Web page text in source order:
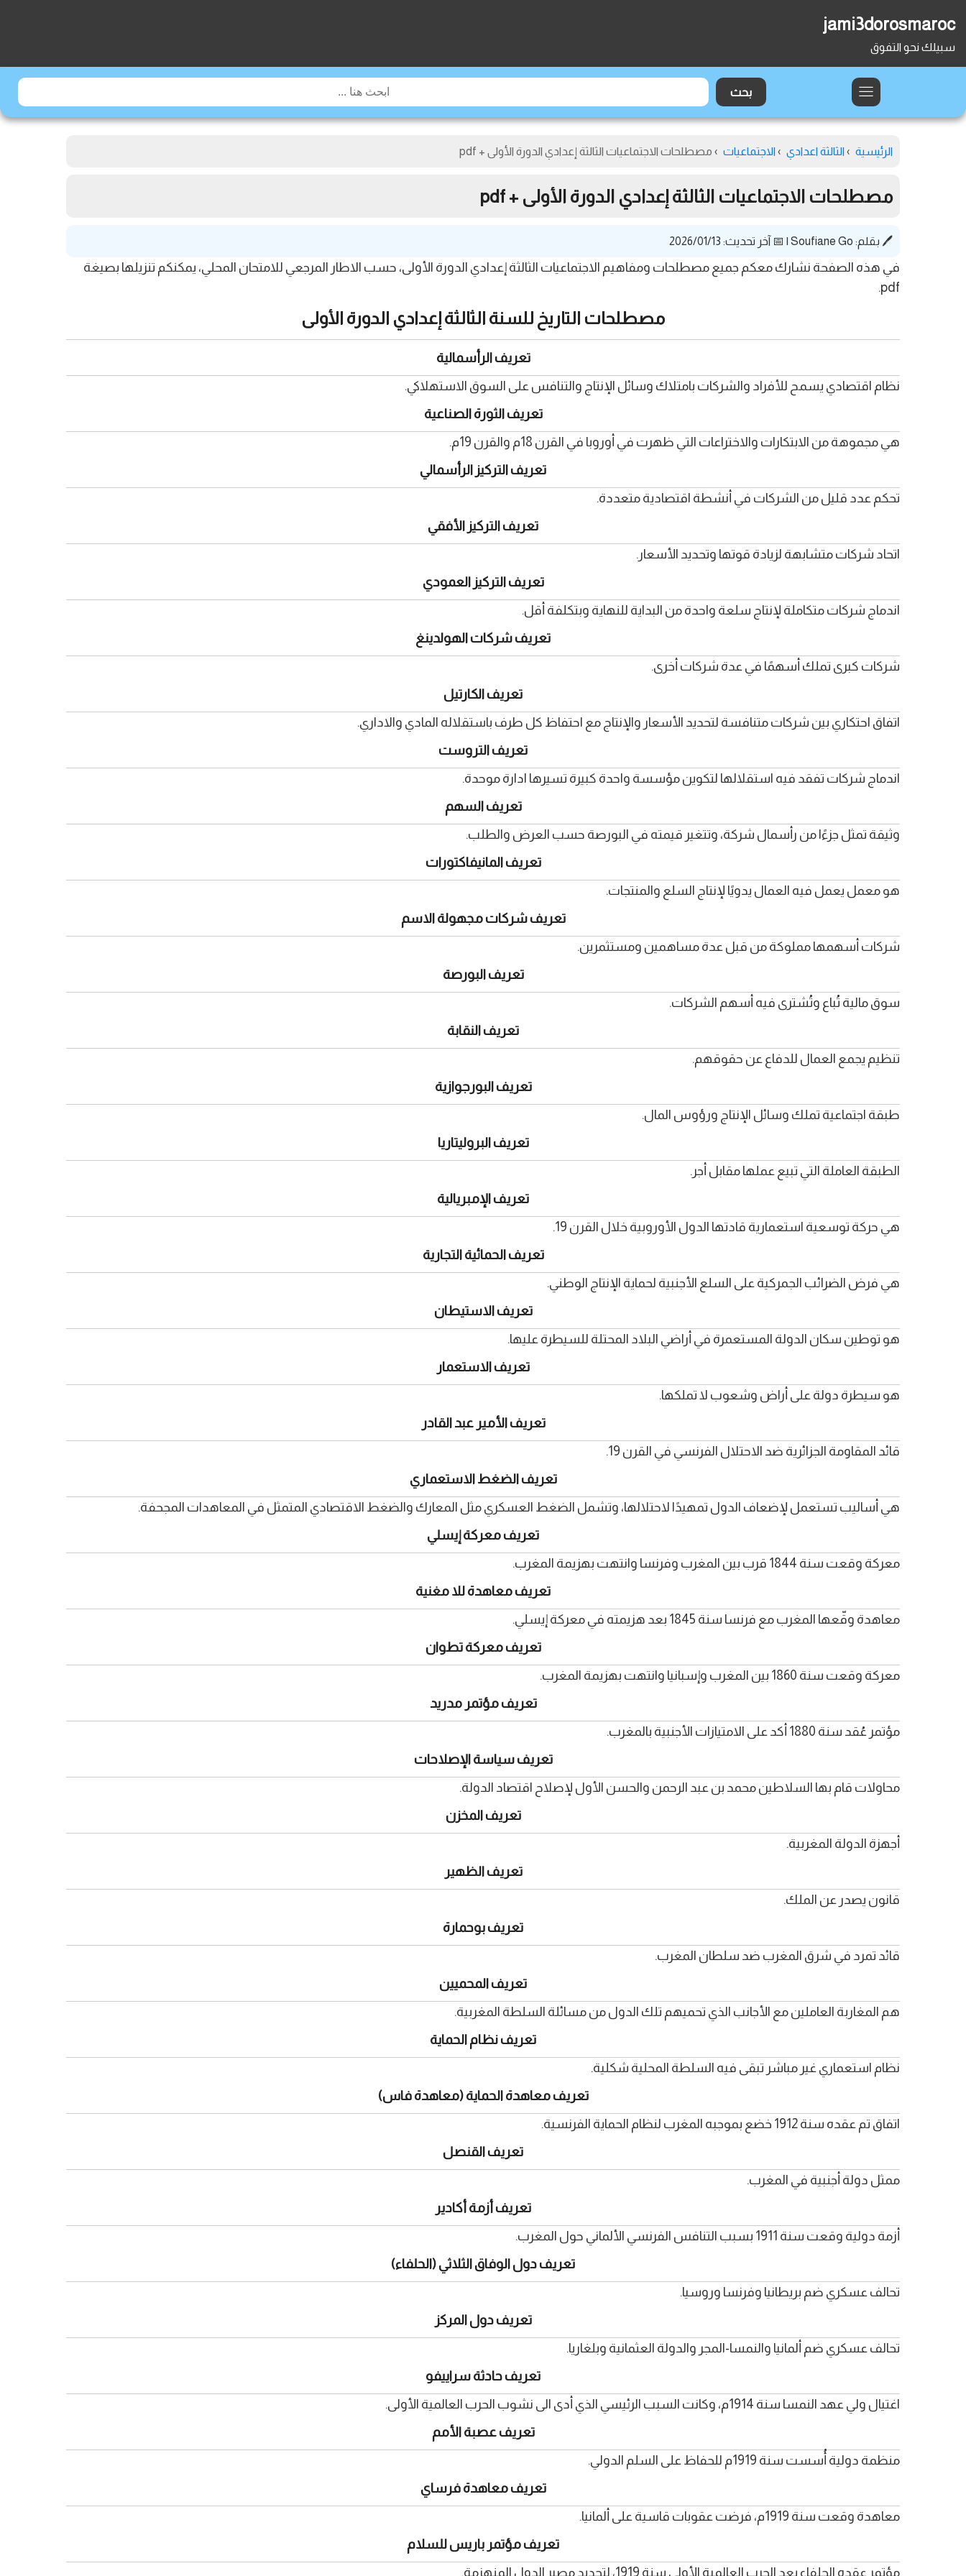
jami3dorosmaroc
سبيلك نحو التفوق
الرئيسية › الثالثة اعدادي › الاجتماعيات › مصطلحات الاجتماعيات الثالثة إعدادي الدورة الأولى + pdf
مصطلحات الاجتماعيات الثالثة إعدادي الدورة الأولى + pdf
🖊️ بقلم: Soufiane Go
| 📅 آخر تحديث: 2026/01/13
في هذه الصفحة نشارك معكم جميع مصطلحات ومفاهيم الاجتماعيات الثالثة إعدادي الدورة الأولى، حسب الاطار المرجعي للامتحان المحلي، يمكنكم تنزيلها بصيغة
pdf.
مصطلحات التاريخ للسنة الثالثة إعدادي الدورة الأولى
تعريف الرأسمالية
نظام اقتصادي يسمح للأفراد والشركات بامتلاك وسائل الإنتاج والتنافس على السوق الاستهلاكي.
تعريف الثورة الصناعية
هي مجموهة من الابتكارات والاختراعات التي ظهرت في أوروبا في القرن 18م والقرن 19م.
تعريف التركيز الرأسمالي
تحكم عدد قليل من الشركات في أنشطة اقتصادية متعددة.
تعريف التركيز الأفقي
اتحاد شركات متشابهة لزيادة قوتها وتحديد الأسعار.
تعريف التركيز العمودي
اندماج شركات متكاملة لإنتاج سلعة واحدة من البداية للنهاية وبتكلفة أقل.
تعريف شركات الهولدينغ
شركات كبرى تملك أسهمًا في عدة شركات أخرى.
تعريف الكارتيل
اتفاق احتكاري بين شركات متنافسة لتحديد الأسعار والإنتاج مع احتفاظ كل طرف باستقلاله المادي والاداري.
تعريف التروست
اندماج شركات تفقد فيه استقلالها لتكوين مؤسسة واحدة كبيرة تسيرها ادارة موحدة.
تعريف السهم
وثيقة تمثل جزءًا من رأسمال شركة، وتتغير قيمته في البورصة حسب العرض والطلب.
تعريف المانيفاكتورات
هو معمل يعمل فيه العمال يدويًا لإنتاج السلع والمنتجات.
تعريف شركات مجهولة الاسم
شركات أسهمها مملوكة من قبل عدة مساهمين ومستثمرين.
تعريف البورصة
سوق مالية تُباع وتُشترى فيه أسهم الشركات.
تعريف النقابة
تنظيم يجمع العمال للدفاع عن حقوقهم.
تعريف البورجوازية
طبقة اجتماعية تملك وسائل الإنتاج ورؤوس المال.
تعريف البروليتاريا
الطبقة العاملة التي تبيع عملها مقابل أجر.
تعريف الإمبريالية
هي حركة توسعية استعمارية قادتها الدول الأوروبية خلال القرن 19.
تعريف الحمائية التجارية
هي فرض الضرائب الجمركية على السلع الأجنبية لحماية الإنتاج الوطني.
تعريف الاستيطان
هو توطين سكان الدولة المستعمرة في أراضي البلاد المحتلة للسيطرة عليها.
تعريف الاستعمار
هو سيطرة دولة على أراض وشعوب لا تملكها.
تعريف الأمير عبد القادر
قائد المقاومة الجزائرية ضد الاحتلال الفرنسي في القرن 19.
تعريف الضغط الاستعماري
هي أساليب تستعمل لإضعاف الدول تمهيدًا لاحتلالها، وتشمل الضغط العسكري مثل المعارك والضغط الاقتصادي المتمثل في المعاهدات المجحفة.
تعريف معركة إيسلي
معركة وقعت سنة 1844 قرب بين المغرب وفرنسا وانتهت بهزيمة المغرب.
تعريف معاهدة للا مغنية
معاهدة وقّعها المغرب مع فرنسا سنة 1845 بعد هزيمته في معركة إيسلي.
تعريف معركة تطوان
معركة وقعت سنة 1860 بين المغرب وإسبانيا وانتهت بهزيمة المغرب.
تعريف مؤتمر مدريد
مؤتمر عُقد سنة 1880 أكد على الامتيازات الأجنبية بالمغرب.
تعريف سياسة الإصلاحات
محاولات قام بها السلاطين محمد بن عبد الرحمن والحسن الأول لإصلاح اقتصاد الدولة.
تعريف المخزن
أجهزة الدولة المغربية.
تعريف الظهير
قانون يصدر عن الملك.
تعريف بوحمارة
قائد تمرد في شرق المغرب ضد سلطان المغرب.
تعريف المحميين
هم المغاربة العاملين مع الأجانب الذي تحميهم تلك الدول من مسائلة السلطة المغربية.
تعريف نظام الحماية
نظام استعماري غير مباشر تبقى فيه السلطة المحلية شكلية.
تعريف معاهدة الحماية (معاهدة فاس)
اتفاق تم عقده سنة 1912 خضع بموجبه المغرب لنظام الحماية الفرنسية.
تعريف القنصل
ممثل دولة أجنبية في المغرب.
تعريف أزمة أكادير
أزمة دولية وقعت سنة 1911 بسبب التنافس الفرنسي الألماني حول المغرب.
تعريف دول الوفاق الثلاثي (الحلفاء)
تحالف عسكري ضم بريطانيا وفرنسا وروسيا.
تعريف دول المركز
تحالف عسكري ضم ألمانيا والنمسا-المجر والدولة العثمانية وبلغاريا.
تعريف حادثة سراييفو
اغتيال ولي عهد النمسا سنة 1914م، وكانت السبب الرئيسي الذي أدى الى نشوب الحرب العالمية الأولى.
تعريف عصبة الأمم
منظمة دولية أُسست سنة 1919م للحفاظ على السلم الدولي.
تعريف معاهدة فرساي
معاهدة وقعت سنة 1919م، فرضت عقوبات قاسية على ألمانيا.
تعريف مؤتمر باريس للسلام
مؤتمر عقده الحلفاء بعد الحرب العالمية الأولى سنة 1919، لتحديد مصير الدول المنهزمة.